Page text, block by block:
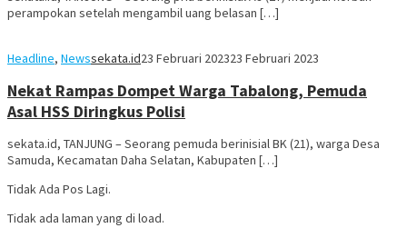
perampokan setelah mengambil uang belasan […]
Headline, Newssekata.id23 Februari 202323 Februari 2023
Nekat Rampas Dompet Warga Tabalong, Pemuda
Asal HSS Diringkus Polisi
sekata.id, TANJUNG – Seorang pemuda berinisial BK (21), warga Desa
Samuda, Kecamatan Daha Selatan, Kabupaten […]
Tidak Ada Pos Lagi.
Tidak ada laman yang di load.